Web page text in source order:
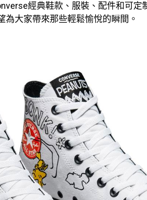
經典鞋款、服裝、配件和可定
為大家帶來那些輕鬆愉悅的瞬間。